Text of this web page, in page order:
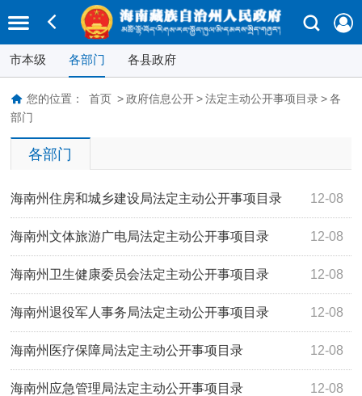
市本级 各部门 各县政府
您的位置： 首页 > 政府信息公开 > 法定主动公开事项目录 > 各
部门
各部门
12-08
海南州住房和城乡建设局法定主动公开事项目录
12-08
海南州文体旅游广电局法定主动公开事项目录
12-08
海南州卫生健康委员会法定主动公开事项目录
12-08
海南州退役军人事务局法定主动公开事项目录
12-08
海南州医疗保障局法定主动公开事项目录
12-08
海南州应急管理局法定主动公开事项目录